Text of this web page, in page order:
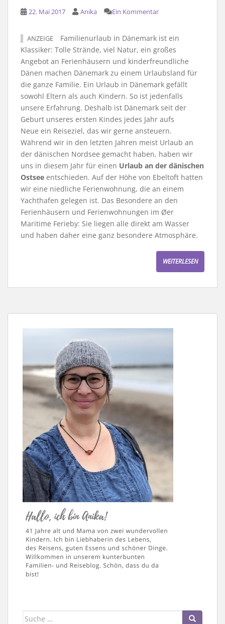
22. Mai 2017 Anika Ein Kommentar
ANZEIGE
Familienurlaub in Dänemark ist ein
Klassiker: Tolle Strände, viel Natur, ein großes
Angebot an Ferienhäusern und kinderfreundliche
Dänen machen Dänemark zu einem Urlaubsland für
die ganze Familie. Ein Urlaub in Dänemark gefällt
sowohl Eltern als auch Kindern. So ist jedenfalls
unsere Erfahrung. Deshalb ist Dänemark seit der
Geburt unseres ersten Kindes jedes Jahr aufs
Neue ein Reiseziel, das wir gerne ansteuern.
Während wir in den letzten Jahren meist Urlaub an
der dänischen Nordsee gemacht haben, haben wir
uns in diesem Jahr für einen Urlaub an der dänischen
Ostsee entschieden. Auf der Höhe von Ebeltoft hatten
wir eine niedliche Ferienwohnung, die an einem
Yachthafen gelegen ist. Das Besondere an den
Ferienhäusern und Ferienwohnungen im Øer
Maritime Ferieby: Sie liegen alle direkt am Wasser
und haben daher eine ganz besondere Atmosphäre.
WEITERLESEN
Suche